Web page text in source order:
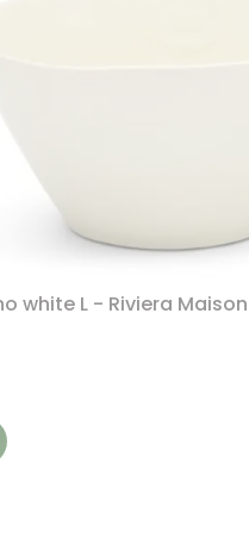
white L - Riviera Maison